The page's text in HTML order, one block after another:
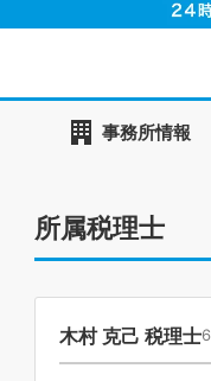
事務所情報
所属税理士
木村 克己 税理士